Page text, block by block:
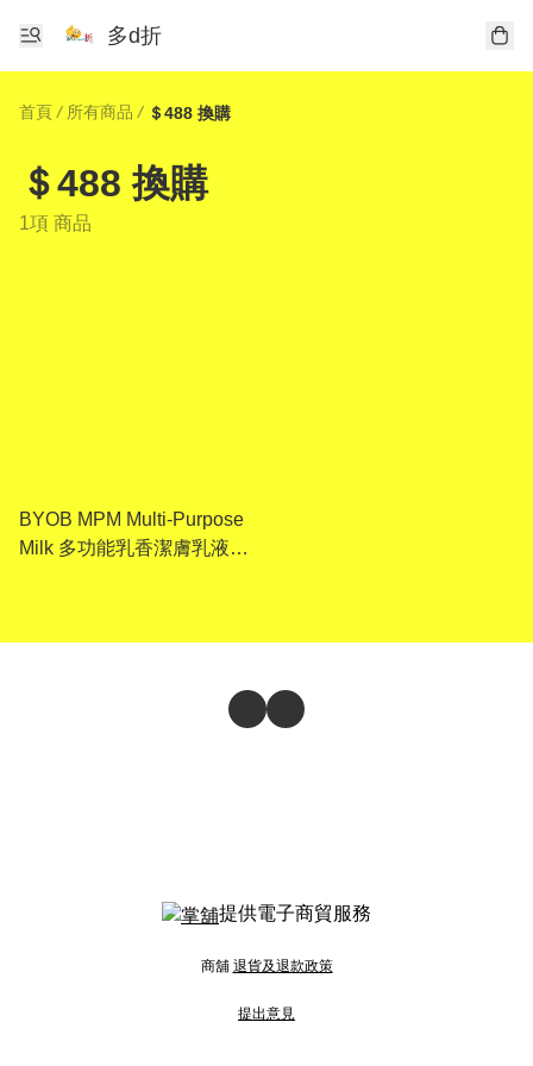
多d折
首頁 / 所有商品 / ＄488 換購
＄488 換購
1項 商品
BYOB MPM Multi-Purpose
Milk 多功能乳香潔膚乳液
提供電子商貿服務
商舖 退貨及退款政策
提出意見